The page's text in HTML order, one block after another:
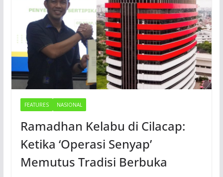
FEATURES NASIONAL
Ramadhan Kelabu di Cilacap:
Ketika ‘Operasi Senyap’
Memutus Tradisi Berbuka